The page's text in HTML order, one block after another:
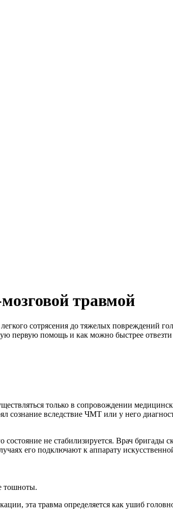
травмой
сотрясения до тяжелых повреждений
первую помощь и как можно быстрее
только в сопровождении
вследствие ЧМТ или у него
состояние не стабилизируется. Врач
его подключают к аппарату
тошноты.
эта травма определяется как ушиб